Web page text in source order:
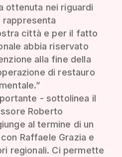
ottenuta nei riguardi
rappresenta
città e per il fatto
abbia riservato
alla fine della
di restauro
- sottolinea il
Roberto
al termine di un
Raffaele Grazia e
regionali. Ci permette